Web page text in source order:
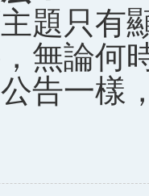
題只有
無論何
告一樣